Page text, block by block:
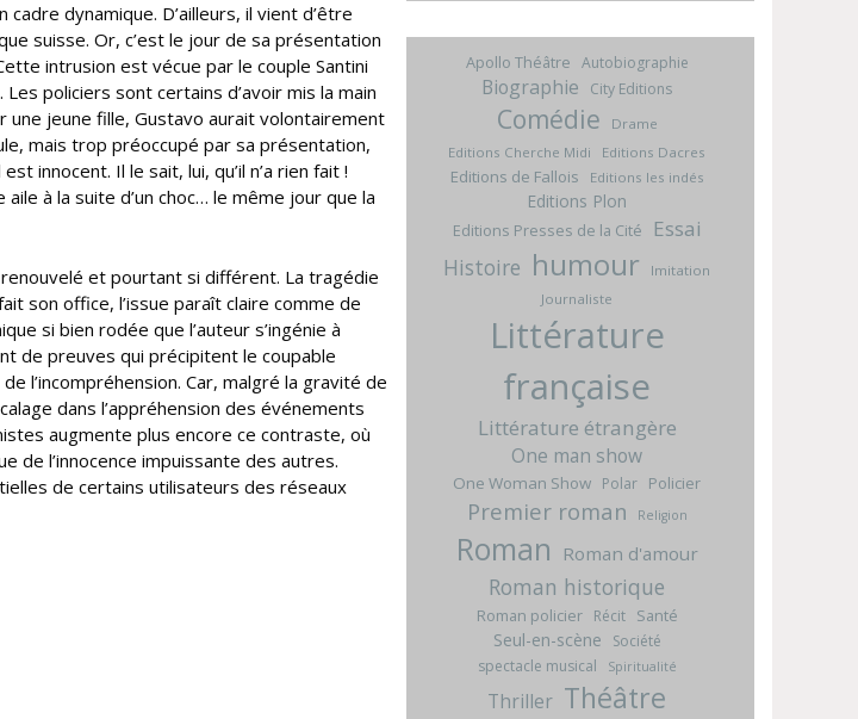
dynamique. D’ailleurs, il vient d’être
suisse. Or, c’est le jour de sa présentation
intrusion est vécue par le couple Santini
policiers sont certains d’avoir mis la main
une jeune fille, Gustavo aurait volontairement
mais trop préoccupé par sa présentation,
innocent. Il le sait, lui, qu’il n’a rien fait !
à la suite d’un choc… le même jour que la
et pourtant si différent. La tragédie
son office, l’issue paraît claire comme de
si bien rodée que l’auteur s’ingénie à
de preuves qui précipitent le coupable
l’incompréhension. Car, malgré la gravité de
dans l’appréhension des événements
augmente plus encore ce contraste, où
de l’innocence impuissante des autres.
de certains utilisateurs des réseaux
Apollo Théâtre Autobiographie
Biographie City Editions
Comédie
Drame
Editions Cherche Midi
Editions Dacres
Editions de Fallois Editions les indés
Editions Plon
Editions Presses de la Cité Essai
Histoire humour
Imitation
Journaliste
Littérature
française
Littérature étrangère
One man show
One Woman Show Polar Policier
Premier roman Religion
Roman Roman d'amour
Roman historique
Roman policier Récit Santé
Seul-en-scène
Société
spectacle musical
Spiritualité
Thriller Théâtre